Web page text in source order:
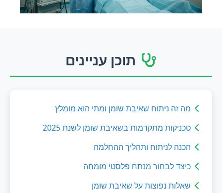
תוכן עניינים
מה זה ניתוח שאיבת שומן ומתי הוא מומלץ
טכניקות מתקדמות בשאיבת שומן לשנת 2025
הכנה לניתוח ותהליך ההחלמה
כיצד לבחור מנתח פלסטי מומחה
שאלות נפוצות על שאיבת שומן